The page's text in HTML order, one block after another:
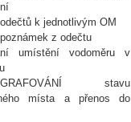
k jednotlivým OM
z odečtu
umístění vodoměru v
stavu
místa a přenos do